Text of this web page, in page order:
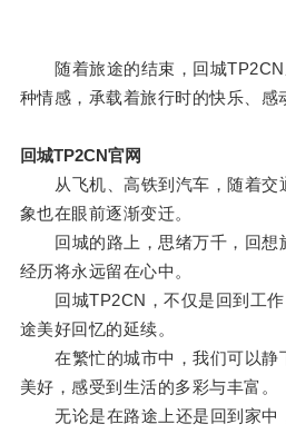
随着旅途的结束，回城TP2CN
种情感，承载着旅行时的快乐、感
回城TP2CN官网
从飞机、高铁到汽车，随着交
象也在眼前逐渐变迁。
回城的路上，思绪万千，回想
经历将永远留在心中。
回城TP2CN，不仅是回到工作
途美好回忆的延续。
在繁忙的城市中，我们可以静
美好，感受到生活的多彩与丰富。
无论是在路途上还是回到家中